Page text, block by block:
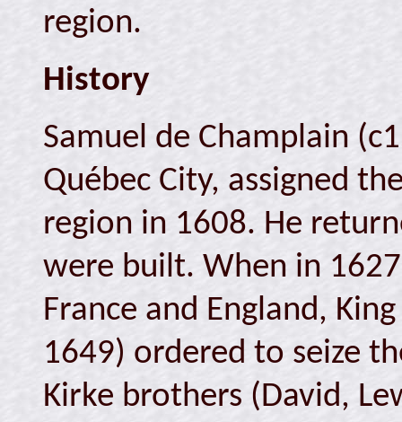
region.
History
Samuel de Champlain
Québec City, assigned
region in 1608. He
were built. When in
France and England,
1649) ordered to seize
Kirke brothers (David,